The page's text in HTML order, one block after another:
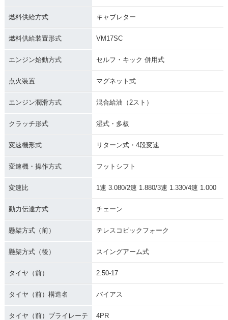
燃料供給方式 キャブレター
燃料供給装置形式 VM17SC
エンジン始動方式 セルフ・キック 併用式
点火装置 マグネット式
エンジン潤滑方式 混合給油（2スト）
クラッチ形式 湿式・多板
変速機形式 リターン式・4段変速
変速機・操作方式 フットシフト
変速比 1速 3.080/2速 1.880/3速 1.330/4速 1.000
動力伝達方式 チェーン
懸架方式（前） テレスコピックフォーク
懸架方式（後） スイングアーム式
タイヤ（前） 2.50-17
タイヤ（前）構造名 バイアス
タイヤ（前）プライレーテ
4PR